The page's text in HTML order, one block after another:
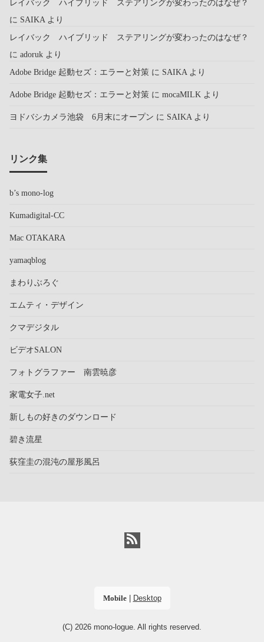
レイバック ハイブリッド ステアリングが変わったのはなぜ？
に SAIKAより
レイバック ハイブリッド ステアリングが変わったのはなぜ？
に adoruk より
Adobe Bridge 起動セズ：エラーと対策 に SAIKAより
Adobe Bridge 起動セズ：エラーと対策 に mocaMILK より
ヨドバシカメラ池袋 6月末にオープン に SAIKAより
リンク集
b’s mono-log
Kumadigital-CC
Mac OTAKARA
yamaqblog
まわりぶろぐ
エムティ・デザイン
クマデジタル
ビデオSALON
フォトグラファー 南雲暁彦
家電女子.net
新しもの好きのダウンロード
碧き流星
荻窪圭の混沌の屋形風呂
Mobile| Desktop
(C) 2026 mono-logue . All rights reserved.